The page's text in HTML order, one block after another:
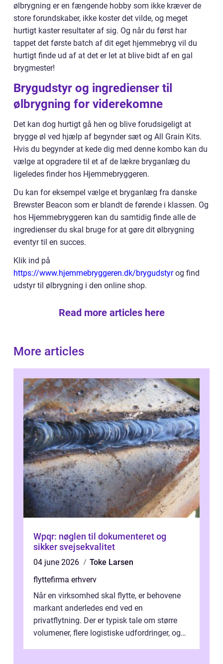
ølbrygning er en fængende hobby som ikke kræver de
store forundskaber, ikke koster det vilde, og meget
hurtigt kaster resultater af sig. Og når du først har
tappet det første batch af dit eget hjemmebryg vil du
hurtigt finde ud af at det er let at blive bidt af en gal
brygmester!
Brygudstyr og ingredienser til
ølbrygning for viderekomne
Det kan dog hurtigt gå hen og blive forudsigeligt at
brygge øl ved hjælp af begynder sæt og All Grain Kits.
Hvis du begynder at kede dig med denne kombo kan du
vælge at opgradere til et af de lækre bryganlæg du
ligeledes finder hos Hjemmebryggeren.
Du kan for eksempel vælge et bryganlæg fra danske
Brewster Beacon som er blandt de førende i klassen. Og
hos Hjemmebryggeren kan du samtidig finde alle de
ingredienser du skal bruge for at gøre dit ølbrygning
eventyr til en succes.
Klik ind på
https://www.hjemmebryggeren.dk/brygudstyrog find
udstyr til ølbrygning i den online shop.
Read more articles here
More articles
Wpqr: nøglen til dokumenteret og
sikker svejsekvalitet
04 june 2026
Toke Larsen
flyttefirma erhverv
Når en virksomhed skal flytte, er behovene
markant anderledes end ved en
privatflytning. Der er typisk tale om større
volumener, flere logistiske udfordringer, og